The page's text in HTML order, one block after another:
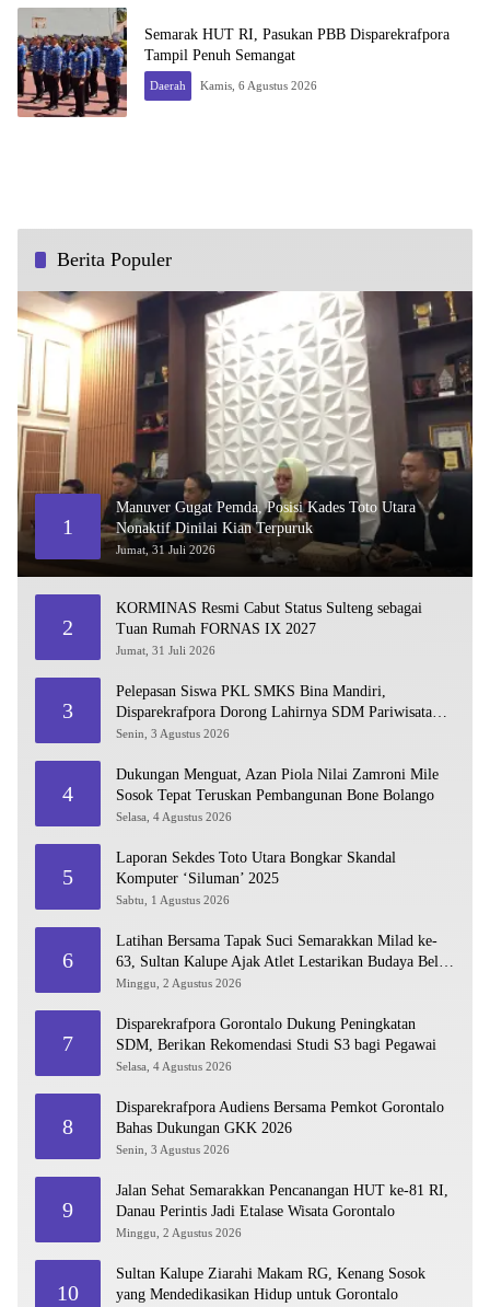
Semarak HUT RI, Pasukan PBB Disparekrafpora
Tampil Penuh Semangat
Daerah Kamis, 6 Agustus 2026
Berita Populer
1
Manuver Gugat Pemda, Posisi Kades Toto Utara
Nonaktif Dinilai Kian Terpuruk
Jumat, 31 Juli 2026
2
KORMINAS Resmi Cabut Status Sulteng sebagai
Tuan Rumah FORNAS IX 2027
Jumat, 31 Juli 2026
3
Pelepasan Siswa PKL SMKS Bina Mandiri,
Disparekrafpora Dorong Lahirnya SDM Pariwisata
Unggul
Senin, 3 Agustus 2026
4
Dukungan Menguat, Azan Piola Nilai Zamroni Mile
Sosok Tepat Teruskan Pembangunan Bone Bolango
Selasa, 4 Agustus 2026
5
Laporan Sekdes Toto Utara Bongkar Skandal
Komputer ‘Siluman’ 2025
Sabtu, 1 Agustus 2026
6
Latihan Bersama Tapak Suci Semarakkan Milad ke-
63, Sultan Kalupe Ajak Atlet Lestarikan Budaya Bela
Diri
Minggu, 2 Agustus 2026
7
Disparekrafpora Gorontalo Dukung Peningkatan
SDM, Berikan Rekomendasi Studi S3 bagi Pegawai
Selasa, 4 Agustus 2026
8
Disparekrafpora Audiens Bersama Pemkot Gorontalo
Bahas Dukungan GKK 2026
Senin, 3 Agustus 2026
9
Jalan Sehat Semarakkan Pencanangan HUT ke-81 RI,
Danau Perintis Jadi Etalase Wisata Gorontalo
Minggu, 2 Agustus 2026
10
Sultan Kalupe Ziarahi Makam RG, Kenang Sosok
yang Mendedikasikan Hidup untuk Gorontalo